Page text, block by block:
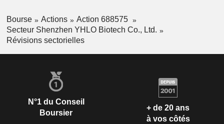
Bourse Actions
Action 688575
Secteur Shenzhen YHLO Biotech Co., Ltd.
Révisions sectorielles
N°1 du Conseil
Boursier
+ de 20 ans
à vos côtés